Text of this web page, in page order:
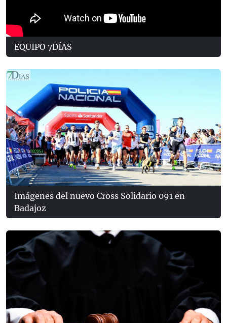
EQUIPO 7DÍAS
Imágenes del nuevo Cross Solidario 091 en
Badajoz